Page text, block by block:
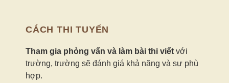
CÁCH THI TUYỂN
Tham gia phỏng vấn và làm bài thi viết với
trường, trường sẽ đánh giá khả năng và sự phù
hợp.